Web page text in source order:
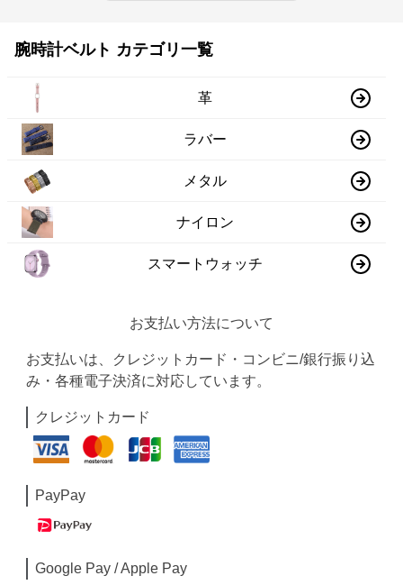
腕時計ベルト カテゴリ一覧
革
ラバー
メタル
ナイロン
スマートウォッチ
お支払い方法について
お支払いは、クレジットカード・コンビニ/銀行振り込
み・各種電子決済に対応しています。
クレジットカード
PayPay
Google Pay / Apple Pay